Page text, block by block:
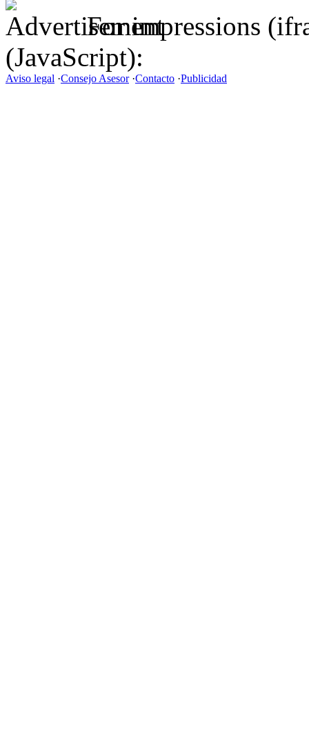
For impressions
(JavaScript):
Aviso legal ·Consejo Asesor·Contacto ·Publicidad